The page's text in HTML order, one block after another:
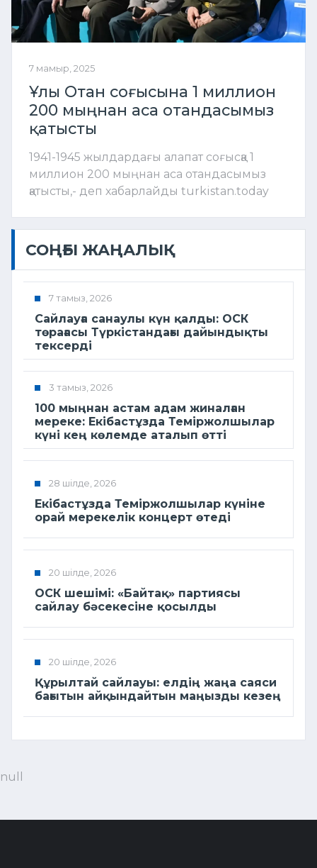
7 мамыр, 2025
Ұлы Отан соғысына 1 миллион
200 мыңнан аса отандасымыз
қатысты
1941-1945 жылдардағы алапат соғысқа 1
миллион 200 мыңнан аса отандасымыз
қатысты,- деп хабарлайды turkistan.today
СОҢҒЫ ЖАҢАЛЫҚ
7 тамыз, 2026
Сайлауға санаулы күн қалды: ОСК
төрағасы Түркістандағы дайындықты
тексерді
3 тамыз, 2026
100 мыңнан астам адам жиналған
мереке: Екібастұзда Теміржолшылар
күні кең көлемде аталып өтті
28 шілде, 2026
Екібастұзда Теміржолшылар күніне
орай мерекелік концерт өтеді
20 шілде, 2026
ОСК шешімі: «Байтақ» партиясы
сайлау бәсекесіне қосылды
20 шілде, 2026
Құрылтай сайлауы: елдің жаңа саяси
бағытын айқындайтын маңызды кезең
null